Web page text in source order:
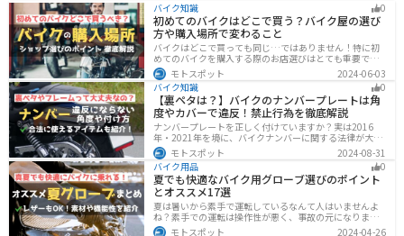
バイク知識 0
初めてのバイクはどこで買う？バイク屋の選び
方や購入場所で変わること
バイクはどこで買っても同じ…ではありません！特に初
めてのバイクを購入する際のお店選びはとても重要で
す。どんなお店で購入するのがベストなのか？失敗しな
いお店選びのポイントをまとめます。
モトスポット
2024-06-03
バイク知識
0
【裏ペタは？】バイクのナンバープレートは角
度やカバーで違反！禁止行為を徹底解説
ナンバープレートを正しく付けていますか？実は2016
年・2021年を境に、バイクナンバーに関する法律が大き
く変わっています！角度やカバー、ステーなど昔は大丈
夫でも今は違法になるケースが発生します。正しく理解
して、今一度見直してみましょう。合法で使えるアイテ
ムも紹介します。
モトスポット
2024-08-31
バイク用品
0
夏でも快適なバイク用グローブ選びのポイント
とオススメ17選
夏は暑いから素手で運転しているなんて人はいませんよ
ね？素手での運転は操作性が悪く、事故の元になりま
す。直射日光が当たり日焼けで余計に暑くなります。夏に
モトスポット
2024-04-26